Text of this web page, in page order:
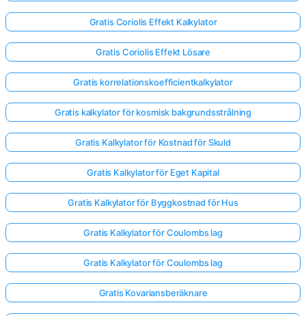
Gratis Coriolis Effekt Kalkylator
Gratis Coriolis Effekt Lösare
Gratis korrelationskoefficientkalkylator
Gratis kalkylator för kosmisk bakgrundsstrålning
Gratis Kalkylator för Kostnad för Skuld
Gratis Kalkylator för Eget Kapital
Gratis Kalkylator för Byggkostnad för Hus
Gratis Kalkylator för Coulombs lag
Gratis Kalkylator för Coulombs lag
Gratis Kovariansberäknare